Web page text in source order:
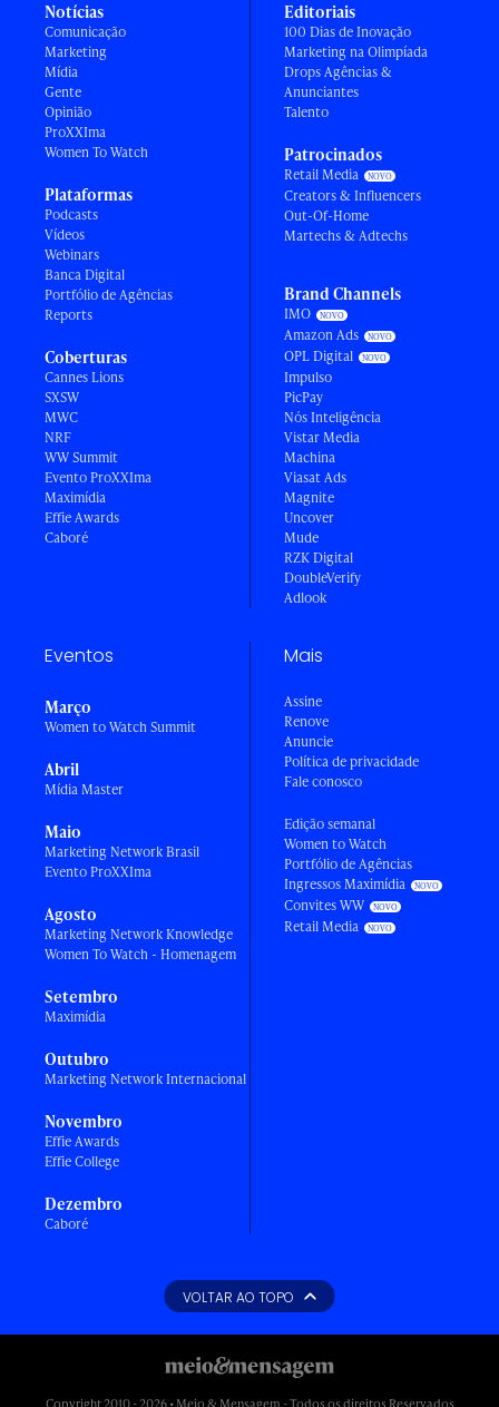
Notícias
Comunicação
Marketing
Mídia
Gente
Opinião
ProXXIma
Women To Watch
Plataformas
Podcasts
Vídeos
Webinars
Banca Digital
Portfólio de Agências
Reports
Coberturas
Cannes Lions
SXSW
MWC
NRF
WW Summit
Evento ProXXIma
Maximídia
Effie Awards
Caboré
Editoriais
100 Dias de Inovação
Marketing na Olimpíada
Drops Agências &
Anunciantes
Talento
Patrocinados
Retail Media
Creators & Influencers
Out-Of-Home
Martechs & Adtechs
Brand Channels
IMO
Amazon Ads
OPL Digital
Impulso
PicPay
Nós Inteligência
Vistar Media
Machina
Viasat Ads
Magnite
Uncover
Mude
RZK Digital
DoubleVerify
Adlook
Eventos
Março
Women to Watch Summit
Abril
Mídia Master
Maio
Marketing Network Brasil
Evento ProXXIma
Agosto
Marketing Network Knowledge
Women To Watch - Homenagem
Setembro
Maximídia
Outubro
Marketing Network Internacional
Novembro
Effie Awards
Effie College
Dezembro
Caboré
Mais
Assine
Renove
Anuncie
Política de privacidade
Fale conosco
Edição semanal
Women to Watch
Portfólio de Agências
Ingressos Maximídia
Convites WW
Retail Media
VOLTAR AO TOPO
Copyright 2010 - 2026 • Meio & Mensagem - Todos os direitos Reservados